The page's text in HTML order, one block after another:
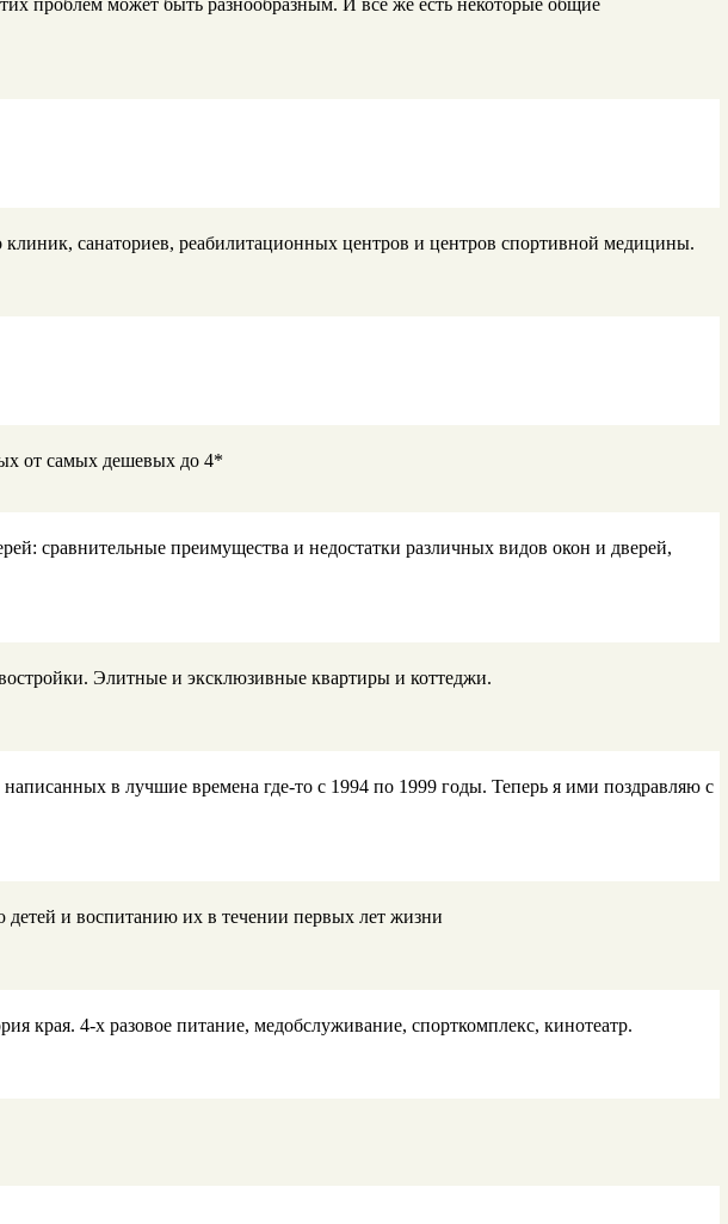
проблем может быть разнообразным. И все же есть некоторые общие
санаториев, реабилитационных центров и центров спортивной медицины.
от самых дешевых до 4*
сравнительные преимущества и недостатки различных видов окон и дверей,
Элитные и эксклюзивные квартиры и коттеджи.
в лучшие времена где-то с 1994 по 1999 годы. Теперь я ими поздравляю с
и воспитанию их в течении первых лет жизни
края. 4-х разовое питание, медобслуживание, спорткомплекс, кинотеатр.